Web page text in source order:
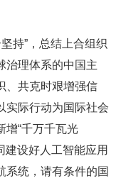
持”，总结上合组织
治理体系的中国主
、共克时艰增强信
实际行动为国际社会
增“千万千瓦光
建设好人工智能应用
系统，请有条件的国